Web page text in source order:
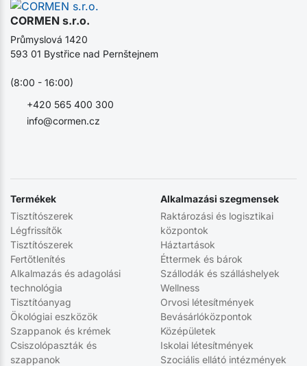
CORMEN s.r.o.
info@cormen.cz
+420 565 400 300
Průmyslová 1420
593 01 Bystřice nad Pernštejnem
(8:00 - 16:00)
Termékek
Tisztítószerek
Légfrissítők
Tisztítószerek
Fertőtlenítés
Alkalmazás és adagolási
technológia
Tisztítóanyag
Ökológiai eszközök
Szappanok és krémek
Csiszolópaszták és
szappanok
Alkalmazási szegmensek
Raktározási és logisztikai
központok
Háztartások
Éttermek és bárok
Szállodák és szálláshelyek
Wellness
Orvosi létesítmények
Bevásárlóközpontok
Középületek
Iskolai létesítmények
Szociális ellátó intézmények